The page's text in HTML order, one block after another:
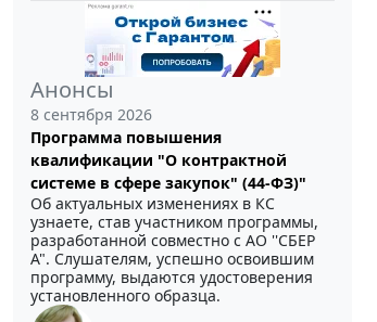
Анонсы
8 сентября 2026
Программа повышения
квалификации "О контрактной
системе в сфере закупок" (44-ФЗ)"
Об актуальных изменениях в КС
узнаете, став участником программы,
разработанной совместно с АО ''СБЕР
А". Слушателям, успешно освоившим
программу, выдаются удостоверения
установленного образца.